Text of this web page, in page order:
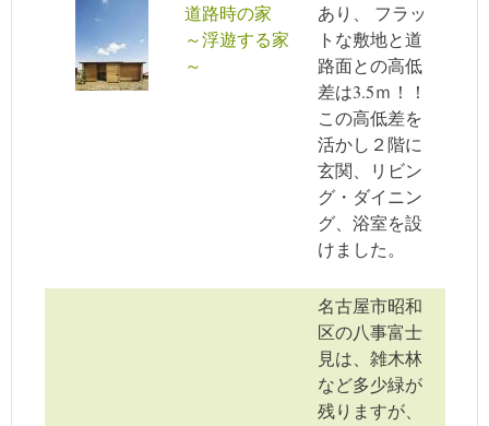
道路時の家
～浮遊する家
～
あり、 フラッ
トな敷地と道
路面との高低
差は3.5ｍ！！
この高低差を
活かし２階に
玄関、リビン
グ・ダイニン
グ、浴室を設
けました。
名古屋市昭和
区の八事富士
見は、雑木林
など多少緑が
残りますが、